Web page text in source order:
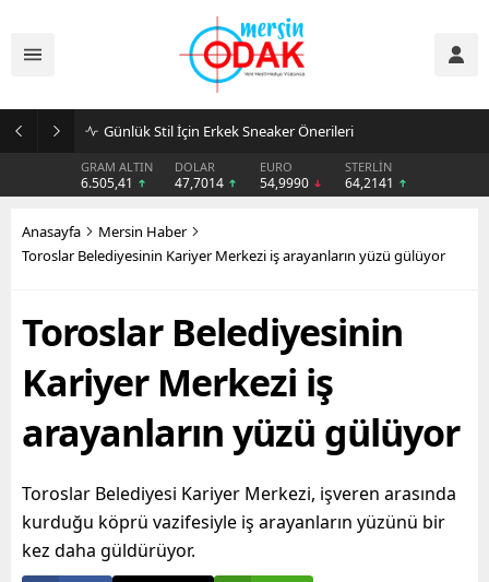
Günlük Stil İçin Erkek Sneaker Önerileri
GRAM ALTIN
6.505,41
DOLAR
47,7014
EURO
54,9990
STERLİN
64,2141
Anasayfa
Mersin Haber
Toroslar Belediyesinin Kariyer Merkezi iş arayanların yüzü gülüyor
Toroslar Belediyesinin
Kariyer Merkezi iş
arayanların yüzü gülüyor
Toroslar Belediyesi Kariyer Merkezi, işveren arasında
kurduğu köprü vazifesiyle iş arayanların yüzünü bir
kez daha güldürüyor.